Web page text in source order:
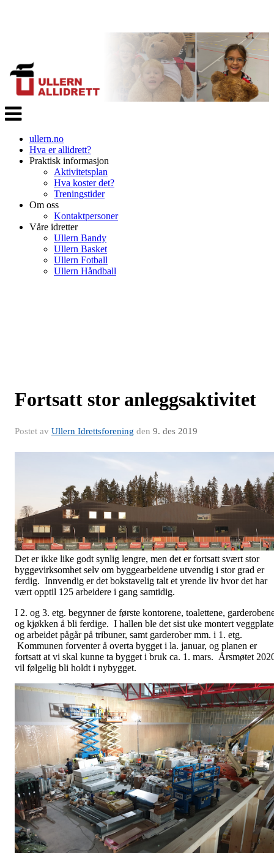
Veksle
navigasjon
ullern.no
Hva er allidrett?
Praktisk informasjon
Aktivitetsplan
Hva koster det?
Treningstider
Om oss
Kontaktpersoner
Våre idretter
Ullern Bandy
Ullern Basket
Ullern Fotball
Ullern Håndball
Fortsatt stor anleggsaktivitet
Postet av Ullern Idrettsforening den 9. des 2019
Det er ikke like godt synlig lengre, men det er fortsatt svært stor
byggevirksomhet selv om byggearbeidene utvendig i stor grad er
ferdig. Innvendig er det bokstavelig talt et yrende liv hvor det har
vært opptil 125 arbeidere i gang samtidig.
I 2. og 3. etg. begynner de første kontorene, toalettene,
og kjøkken å bli ferdige. I hallen ble det sist uke montert
og arbeidet pågår på tribuner, samt garderober mm. i 1. etg.
Kommunen forventer å overta bygget i la. januar, og planen er
fortsatt at vi skal kunne ta bygget i bruk ca. 1. mars. Årsmøtet
vil følgelig bli holdt i nybygget.